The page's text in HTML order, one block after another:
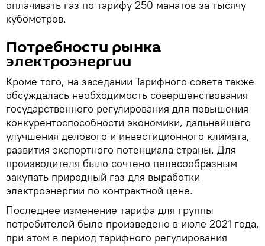
оплачивать газ по тарифу 250 манатов за тысячу
кубометров.
Потребности рынка
электроэнергии
Кроме того, на заседании Тарифного совета также
обсуждалась необходимость совершенствования
государственного регулирования для повышения
конкурентоспособности экономики, дальнейшего
улучшения делового и инвестиционного климата,
развития экспортного потенциала страны. Для
производителя было сочтено целесообразным
закупать природный газ для выработки
электроэнергии по контрактной цене.
Последнее изменение тарифа для группы
потребителей было произведено в июле 2021 года,
при этом в период тарифного регулирования